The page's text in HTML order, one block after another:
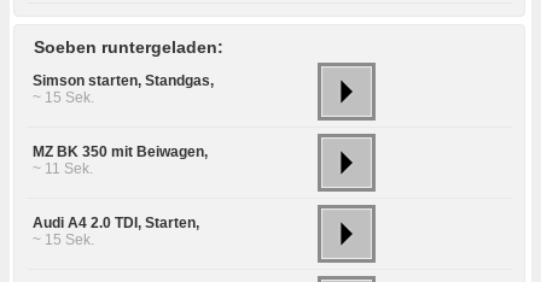
Soeben runtergeladen:
Simson starten, Standgas,
~ 15 Sek.
MZ BK 350 mit Beiwagen,
~ 11 Sek.
Audi A4 2.0 TDI, Starten,
~ 15 Sek.